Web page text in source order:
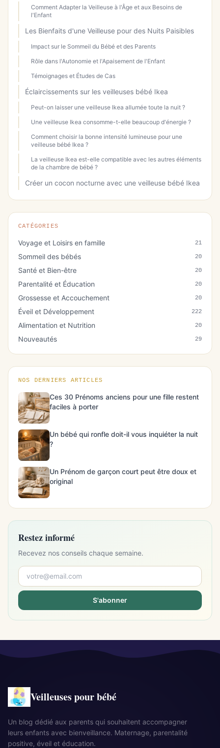
Comment Adapter la Veilleuse à l'Âge et aux Besoins de
l'Enfant
Les Bienfaits d'une Veilleuse pour des Nuits Paisibles
Impact sur le Sommeil du Bébé et des Parents
Rôle dans l'Autonomie et l'Apaisement de l'Enfant
Témoignages et Études de Cas
Éclaircissements sur les veilleuses bébé Ikea
Peut-on laisser une veilleuse Ikea allumée toute la nuit ?
Une veilleuse Ikea consomme-t-elle beaucoup d'énergie ?
Comment choisir la bonne intensité lumineuse pour une
veilleuse bébé Ikea ?
La veilleuse Ikea est-elle compatible avec les autres éléments
de la chambre de bébé ?
Créer un cocon nocturne avec une veilleuse bébé Ikea
CATÉGORIES
Voyage et Loisirs en famille 21
Sommeil des bébés 20
Santé et Bien-être 20
Parentalité et Éducation 20
Grossesse et Accouchement 20
Éveil et Développement 222
Alimentation et Nutrition 20
Nouveautés 29
NOS DERNIERS ARTICLES
Ces 30 Prénoms anciens pour une fille restent
faciles à porter
Un bébé qui ronfle doit-il vous inquiéter la nuit
?
Un Prénom de garçon court peut être doux et
original
Restez informé
Recevez nos conseils chaque semaine.
S'abonner
Veilleuses pour bébé
Un blog dédié aux parents qui souhaitent accompagner
leurs enfants avec bienveillance. Maternage, parentalité
positive, éveil et éducation.